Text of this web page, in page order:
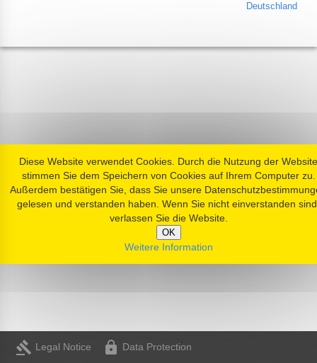
Deutschland
Diese Website verwendet Cookies. Durch die Nutzung der Website
stimmen Sie dem Speichern von Cookies auf Ihrem Computer zu.
Außerdem bestätigen Sie, dass Sie unsere
gelesen und verstanden haben. Wenn Sie nicht einverstanden
verlassen Sie die Website.
OK
Weitere Information
gavel Legal Notice https Data Protection